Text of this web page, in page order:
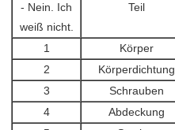
- Nein. Ich
weiß nicht.
Teil
1 Körper
2
Körperdichtung
3
Schrauben
4
Abdeckung